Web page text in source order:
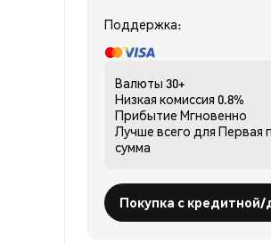
Поддержка:
Валюты 30+
Низкая комиссия 0.8%
Прибытие Мгновенно
Лучше всего для Первая
сумма
Покупка с